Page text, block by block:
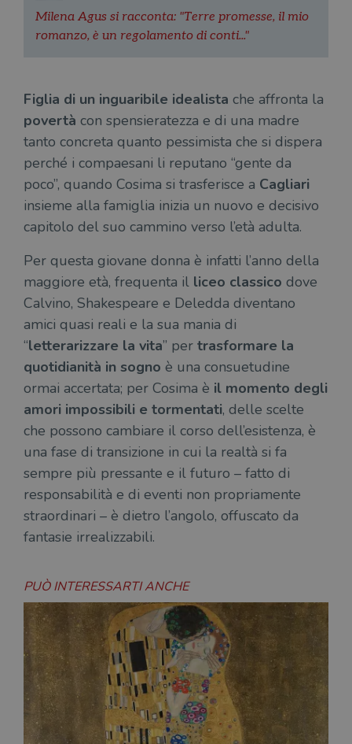
Milena Agus si racconta: "Terre promesse, il mio
romanzo, è un regolamento di conti..."
Figlia di un inguaribile idealista che affronta la
povertà con spensieratezza e di una madre
tanto concreta quanto pessimista che si dispera
perché i compaesani li reputano “gente da
poco”, quando Cosima si trasferisce a Cagliari
insieme alla famiglia inizia un nuovo e decisivo
capitolo del suo cammino verso l’età adulta.
Per questa giovane donna è infatti l’anno della
maggiore età, frequenta il liceo classico dove
Calvino, Shakespeare e Deledda diventano
amici quasi reali e la sua mania di
“letterarizzare la vita” per trasformare la
quotidianità in sogno è una consuetudine
ormai accertata; per Cosima è il momento degli
amori impossibili e tormentati, delle scelte
che possono cambiare il corso dell’esistenza, è
una fase di transizione in cui la realtà si fa
sempre più pressante e il futuro – fatto di
responsabilità e di eventi non propriamente
straordinari – è dietro l’angolo, offuscato da
fantasie irrealizzabili.
PUÒ INTERESSARTI ANCHE